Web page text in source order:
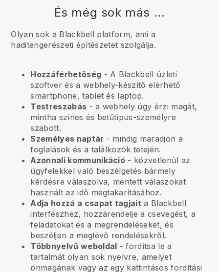
És még sok más ...
Olyan sok a Blackbell platform, ami a
haditengerészeti építészetet szolgálja.
Hozzáférhetőség - A Blackbell üzleti
szoftver és a webhely-készítő elérhető
smartphone, tablet és laptop.
Testreszabás - a webhely úgy érzi magát,
mintha színes és betűtípus-személyre
szabott.
Személyes naptár - mindig maradjon a
foglalások és a találkozók tetején.
Azonnali kommunikáció - közvetlenül az
ügyfelekkel való beszélgetés bármely
kérdésre válaszolva, mentett válaszokat
használt az idő megtakarításához.
Adja hozzá a csapat tagjait a Blackbell
interfészhez, hozzárendelje a csevegést, a
feladatokat és a megrendeléseket, és
beszéljen a meglévő rendelésekről.
Többnyelvű weboldal - fordítsa le a
tartalmát olyan sok nyelvre, amelyet
önmagának vagy az egy kattintásos fordítási